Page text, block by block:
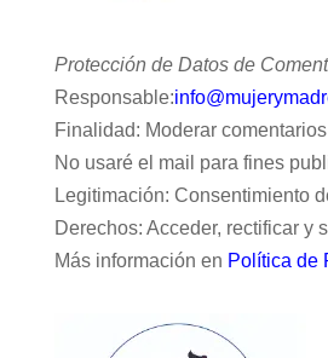
Protección de Datos de
Responsable:
Finalidad: Moderar
No usaré el mail para fines
Legitimación: Consentimiento
Derechos: Acceder, rectificar y
Más información en Política de